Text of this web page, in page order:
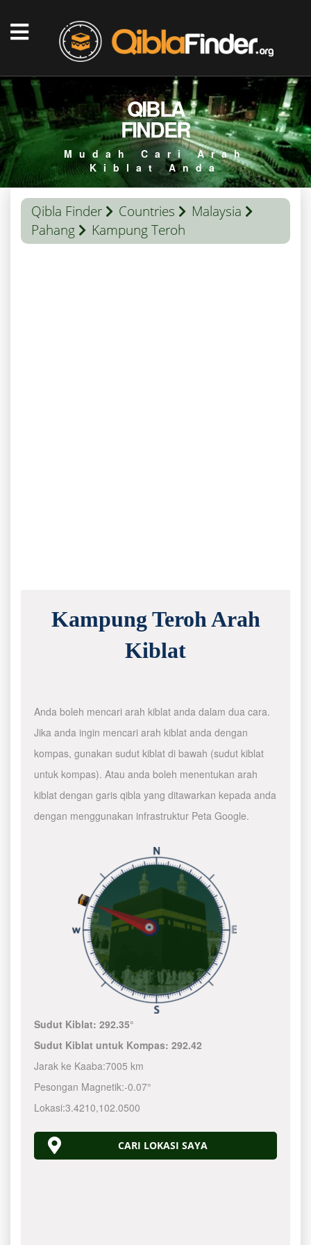
QIBLA
FINDER
Mudah Cari Arah
Kiblat Anda
Qibla Finder Countries
Malaysia
Pahang
Kampung Teroh
Kampung Teroh Arah
Kiblat
Anda boleh mencari arah kiblat anda dalam dua cara.
Jika anda ingin mencari arah kiblat anda dengan
kompas, gunakan sudut kiblat di bawah (sudut kiblat
untuk kompas). Atau anda boleh menentukan arah
kiblat dengan garis qibla yang ditawarkan kepada anda
dengan menggunakan infrastruktur Peta Google.
Sudut Kiblat:292.35°
Sudut Kiblat untuk Kompas:292.42
Jarak ke Kaaba:7005 km
Pesongan Magnetik:-0.07°
Lokasi:3.4210,102.0500
CARI LOKASI SAYA